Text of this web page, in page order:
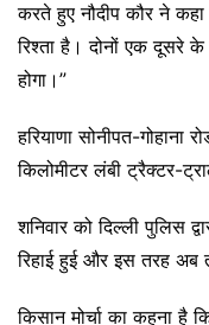
करते हुए नौदीप कौर ने
रिश्ता है। दोनों एक दूसरे
होगा।”
हरियाणा सोनीपत-गोहाना
किलोमीटर लंबी ट्रैक्टर-
शनिवार को दिल्ली पुलिस
रिहाई हुई और इस तरह अब
किसान मोर्चा का कहना